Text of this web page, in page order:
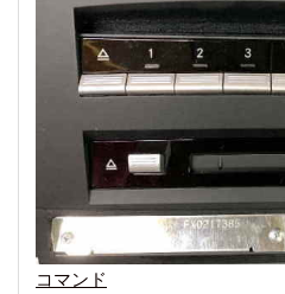
コマンド